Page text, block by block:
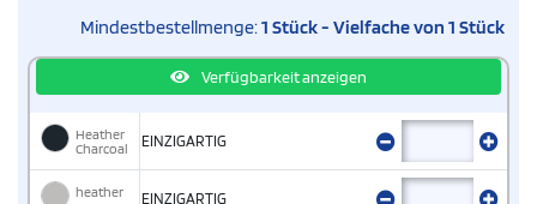
Mindestbestellmenge:1 Stück - Vielfache von 1 Stück
Verfügbarkeit anzeigen
Heather
Charcoal
EINZIGARTIG
heather
EINZIGARTIG